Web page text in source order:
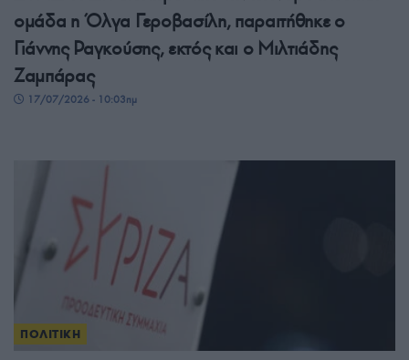
ομάδα η Όλγα Γεροβασίλη, παραιτήθηκε ο
Γιάννης Ραγκούσης, εκτός και ο Μιλτιάδης
Ζαμπάρας
17/07/2026 - 10:03πμ
ΠΟΛΙΤΙΚΗ